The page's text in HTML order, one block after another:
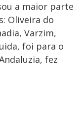
a maior parte
Oliveira do
Varzim,
foi para o
fez